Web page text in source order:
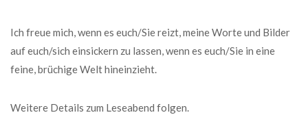
Ich freue mich, wenn es euch/Sie reizt, meine Worte und Bilder
auf euch/sich einsickern zu lassen, wenn es euch/Sie in eine
feine, brüchige Welt hineinzieht.
Weitere Details zum Leseabend folgen.